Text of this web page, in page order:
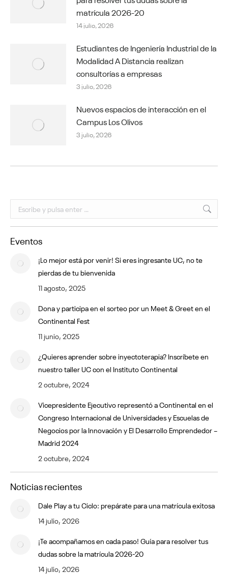
matrícula 2026-20
14 julio, 2026
Estudiantes de Ingeniería Industrial de la
Modalidad A Distancia realizan
consultorías a empresas
3 julio, 2026
Nuevos espacios de interacción en el
Campus Los Olivos
3 julio, 2026
Buscar:
Eventos
¡Lo mejor está por venir! Si eres ingresante UC, no te
pierdas de tu bienvenida
11 agosto, 2025
Dona y participa en el sorteo por un Meet & Greet en el
Continental Fest
11 junio, 2025
¿Quieres aprender sobre inyectoterapia? Inscríbete en
nuestro taller UC con el Instituto Continental
2 octubre, 2024
Vicepresidente Ejecutivo representó a Continental en el
Congreso Internacional de Universidades y Escuelas de
Negocios por la Innovación y El Desarrollo Emprendedor –
Madrid 2024
2 octubre, 2024
Noticias recientes
Dale Play a tu Ciclo: prepárate para una matrícula exitosa
14 julio, 2026
¡Te acompañamos en cada paso! Guía para resolver tus
dudas sobre la matrícula 2026-20
14 julio, 2026